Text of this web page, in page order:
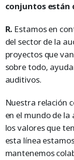
conjuntos están
R. Estamos en
del sector de la
proyectos que
sobre todo,
auditivos.
Nuestra relación
en el mundo de
los valores que
esta línea
mantenemos